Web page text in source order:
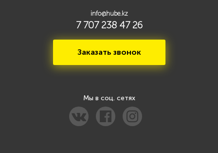
info@hube.kz
7 707 238 47 26
Заказать звонок
Мы в соц. сетях